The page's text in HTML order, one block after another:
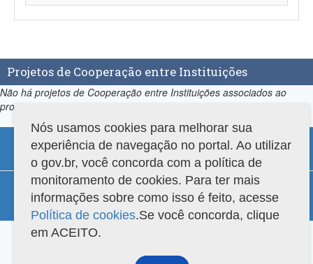
Projetos de Cooperação entre Instituições
Não há projetos de Cooperação entre Instituições associados ao
programa.
Compatibilidade
Versão do sistema: 3.88.9 Copyright 2022 Capes. Todos os direitos reservados.
Nós usamos cookies para melhorar sua
experiência de navegação no portal. Ao utilizar
o gov.br, você concorda com a política de
monitoramento de cookies. Para ter mais
informações sobre como isso é feito, acesse
Política de cookies.Se você concorda, clique
em ACEITO.